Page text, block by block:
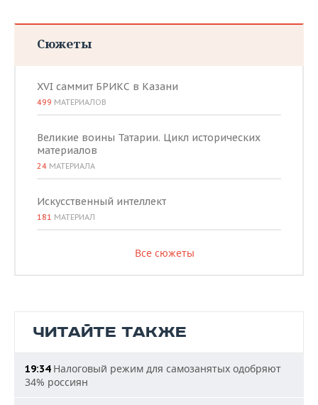
Сюжеты
XVI саммит БРИКС в Казани
499 МАТЕРИАЛОВ
Великие воины Татарии. Цикл исторических
материалов
24 МАТЕРИАЛА
Искусственный интеллект
181 МАТЕРИАЛ
Все сюжеты
ЧИТАЙТЕ ТАКЖЕ
19:34Налоговый режим для самозанятых одобряют
34% россиян